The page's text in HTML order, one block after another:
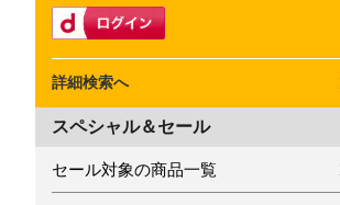
詳細検索へ
スペシャル＆セール
セール対象の商品一覧